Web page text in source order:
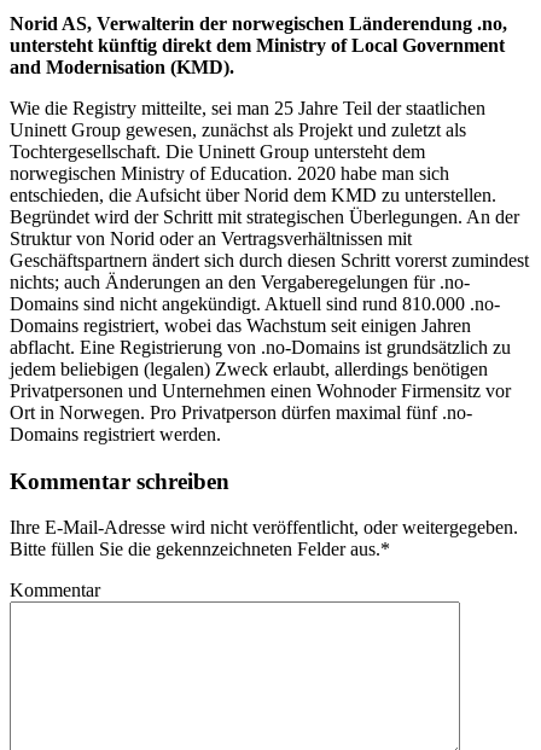
Norid AS, Verwalterin der norwegischen Länderendung .no,
untersteht künftig direkt dem Ministry of Local Government
and Modernisation (KMD).
Wie die Registry mitteilte, sei man 25 Jahre Teil der staatlichen
Uninett Group gewesen, zunächst als Projekt und zuletzt als
Tochtergesellschaft. Die Uninett Group untersteht dem
norwegischen Ministry of Education. 2020 habe man sich
entschieden, die Aufsicht über Norid dem KMD zu unterstellen.
Begründet wird der Schritt mit strategischen Überlegungen. An der
Struktur von Norid oder an Vertragsverhältnissen mit
Geschäftspartnern ändert sich durch diesen Schritt vorerst zumindest
nichts; auch Änderungen an den Vergaberegelungen für .no-
Domains sind nicht angekündigt. Aktuell sind rund 810.000 .no-
Domains registriert, wobei das Wachstum seit einigen Jahren
abflacht. Eine Registrierung von .no-Domains ist grundsätzlich zu
jedem beliebigen (legalen) Zweck erlaubt, allerdings benötigen
Privatpersonen und Unternehmen einen Wohnoder Firmensitz vor
Ort in Norwegen. Pro Privatperson dürfen maximal fünf .no-
Domains registriert werden.
Kommentar schreiben
Ihre E-Mail-Adresse wird nicht veröffentlicht, oder weitergegeben.
Bitte füllen Sie die gekennzeichneten Felder aus.*
Kommentar